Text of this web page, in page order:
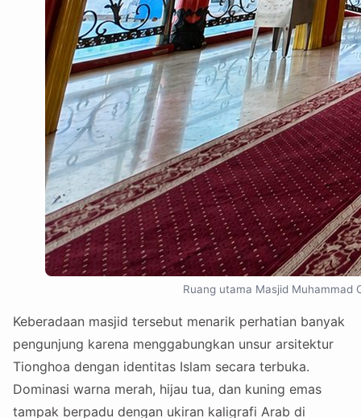
Ruang utama Masjid Muhammad
Keberadaan masjid tersebut menarik perhatian banyak
pengunjung karena menggabungkan unsur arsitektur
Tionghoa dengan identitas Islam secara terbuka.
Dominasi warna merah, hijau tua, dan kuning emas
tampak berpadu dengan ukiran kaligrafi Arab di